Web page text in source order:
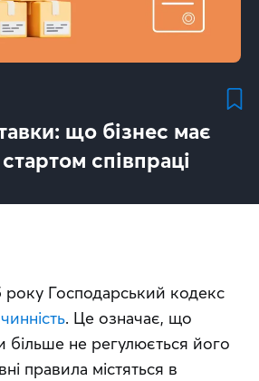
що бізнес має
співпраці
року Господарський кодекс
. Це означає, що
більше не регулюється його
правила містяться в